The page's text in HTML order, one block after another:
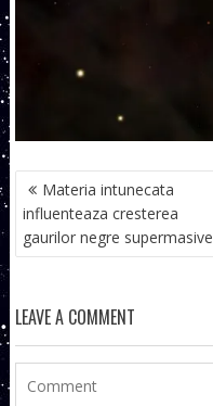
NAVIGARE
ÎN
ARTICOLE
Materia intunecata
influenteaza cresterea
gaurilor negre supermasive
LEAVE A COMMENT